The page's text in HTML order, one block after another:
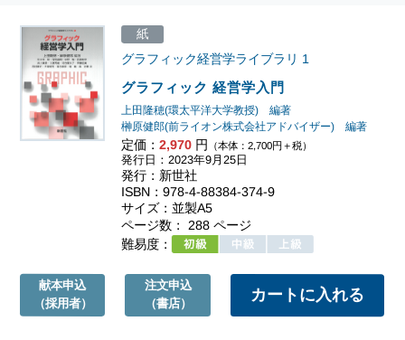
グラフィック 経営学入門
グラフィック経営学ライブラリ 1
上田隆穂(環太平洋大学教授) 編著
榊原健郎(前ライオン株式会社アドバイザー) 編著
定価：2,970 円 （本体：2,700円＋税）
紙
発行日：2023年9月25日
発行：新世社
ISBN：978-4-88384-374-9
サイズ：並製A5
ページ数： 288 ページ
難易度：
献本申込
（採用者）
注文申込
（書店）